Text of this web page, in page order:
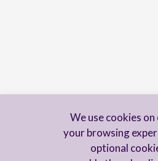
We use cookies
your browsing
optional